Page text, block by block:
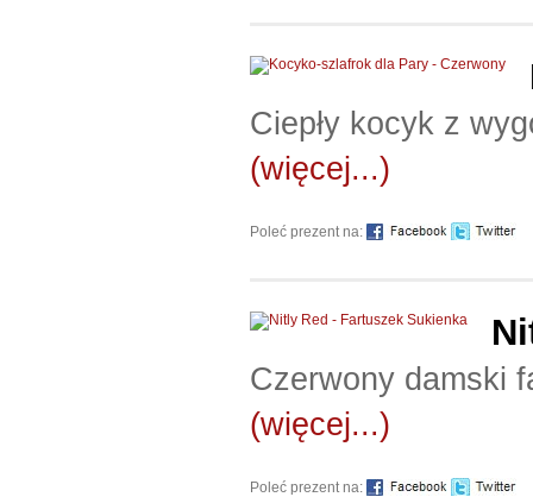
Ciepły kocyk z
(więcej...)
Poleć prezent na:
Czerwony damski
(więcej...)
Poleć prezent na: